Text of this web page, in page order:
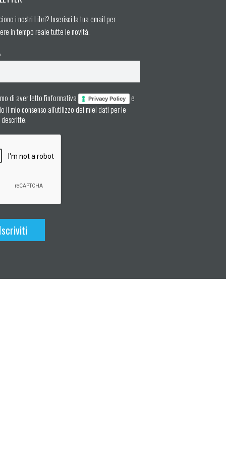
i nostri Libri? Inserisci la tua email per
in tempo reale tutte le novità.
di aver letto l'informativa Privacy Policy
e
il mio consenso all'utilizzo dei miei dati per le